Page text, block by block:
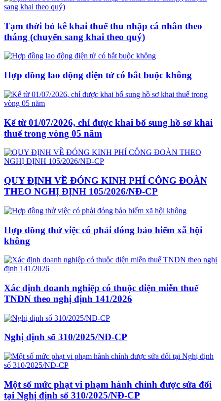
Tạm thời bỏ kê khai thuế thu nhập cá nhân theo
tháng (chuyển sang khai theo quý)
Hợp đồng lao động điện tử có bắt buộc không
Kể từ 01/07/2026, chỉ được khai bổ sung hồ sơ khai
thuế trong vòng 05 năm
QUY ĐỊNH VỀ ĐÓNG KINH PHÍ CÔNG ĐOÀN
THEO NGHỊ ĐỊNH 105/2026/NĐ-CP
Hợp đồng thử việc có phải đóng bảo hiểm xã hội
không
Xác định doanh nghiệp có thuộc diện miễn thuế
TNDN theo nghị định 141/2026
Nghị định số 310/2025/NĐ-CP
Một số mức phạt vi phạm hành chính được sửa đổi
tại Nghị định số 310/2025/NĐ-CP